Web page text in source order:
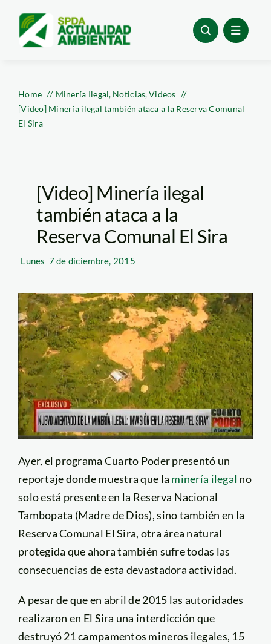
content
Home Minería Ilegal Noticias Videos
[Video] Minería ilegal también ataca a la Reserva Comunal
El Sira
[Video] Minería ilegal
también ataca a la
Reserva Comunal El Sira
Lunes 7 de diciembre, 2015
Ayer, el programa Cuarto Poder presentó un
reportaje donde muestra que la minería ilegal no
solo está presente en la Reserva Nacional
Tambopata (Madre de Dios), sino también en la
Reserva Comunal El Sira, otra área natural
protegida que ahora también sufre todas las
consecuencias de esta devastadora actividad.
A pesar de que en abril de 2015 las autoridades
realizaron en El Sira una interdicción que
destruyó 21 campamentos mineros ilegales, 15